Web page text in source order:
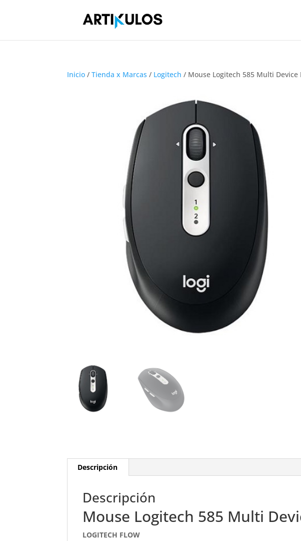
Inicio /Tienda x Marcas / Logitech / Mouse Logitech 585 Multi
Descripción
Descripción
Mouse Logitech 585 Multi
LOGITECH FLOW